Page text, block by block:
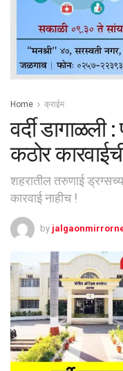
Home क्राईम
वर्दी
कठोर
शहरातील तरुणाई
कारवाई नाहीच !
by